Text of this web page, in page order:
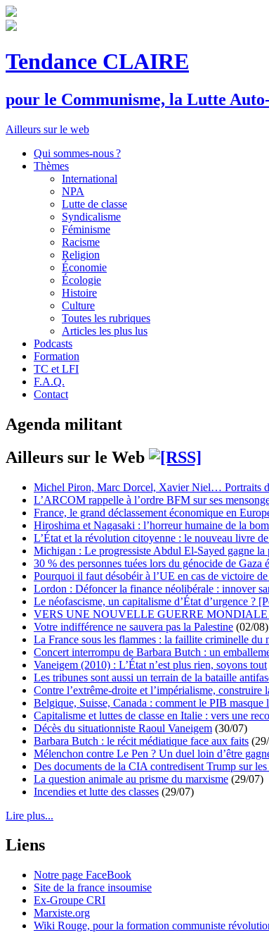
Tendance CLAIRE
pour le Communisme, la Lutte A
Ailleurs sur le web
Qui sommes-nous ?
Thèmes
International
NPA
Lutte de classe
Syndicalisme
Féminisme
Racisme
Religion
Économie
Écologie
Histoire
Culture
Toutes les rubriques
Articles les plus lus
Podcasts
Formation
TC et LFI
F.A.Q.
Contact
Agenda militant
Ailleurs sur le Web
Michel Piron, Marc Dorcel, Xavier Niel… Portraits
L’ARCOM rappelle à l’ordre BFM sur ses
France, le grand déclassement économique en
Hiroshima et Nagasaki : l’horreur humaine de la
L’État et la révolution citoyenne : le nouveau livre
Michigan : Le progressiste Abdul El-Sayed gagne la
30 % des personnes tuées lors du génocide de
Pourquoi il faut désobéir à l’UE en cas de victoire
Lordon : Défoncer la finance néolibérale : innover
Le néofascisme, un capitalisme d’État d’urgence ?
VERS UNE NOUVELLE GUERRE
Votre indifférence ne sauvera pas la Palestine (02/08)
La France sous les flammes : la faillite criminelle du
Concert interrompu de Barbara Butch : un
Vaneigem (2010) : L’État n’est plus rien, soyons tout
Les tribunes sont aussi un terrain de la bataille
Contre l’extrême-droite et l’impérialisme, construire
Belgique, Suisse, Canada : comment le PIB masque
Capitalisme et luttes de classe en Italie : vers une
Décès du situationniste Raoul Vaneigem (30/07)
Barbara Butch : le récit médiatique face aux faits
Mélenchon contre Le Pen ? Un duel loin d’être
Des documents de la CIA contredisent Trump sur
La question animale au prisme du marxisme (29/07)
Incendies et lutte des classes (29/07)
Lire plus...
Liens
Notre page FaceBook
Site de la france insoumise
Ex-Groupe CRI
Marxiste.org
Wiki Rouge, pour la formation communiste